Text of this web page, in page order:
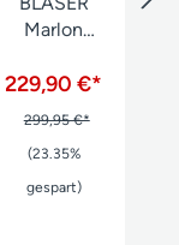
Marlon
Hose
229,90 €*
299,95 €*
(23.35%
gespart)